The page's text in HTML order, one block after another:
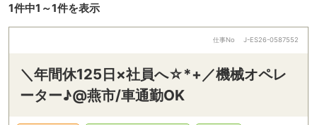
1件中1～1件を表示
仕事No J-ES26-0587552
＼年間休125日×社員へ☆*+／機械オペレ
ーター♪@燕市/車通勤OK